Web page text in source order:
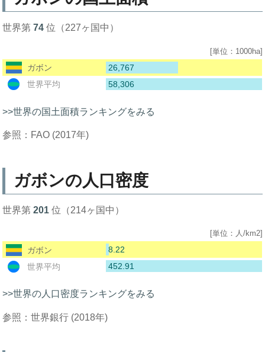
世界第74 位（227ヶ国中）
[単位：1000ha]
ガボン
26,767
世界平均
58,306
>>世界の国土面積ランキングをみる
参照：FAO (2017年)
ガボンの人口密度
世界第201 位（214ヶ国中）
[単位：人/km2]
ガボン
8.22
世界平均
452.91
>>世界の人口密度ランキングをみる
参照：世界銀行 (2018年)